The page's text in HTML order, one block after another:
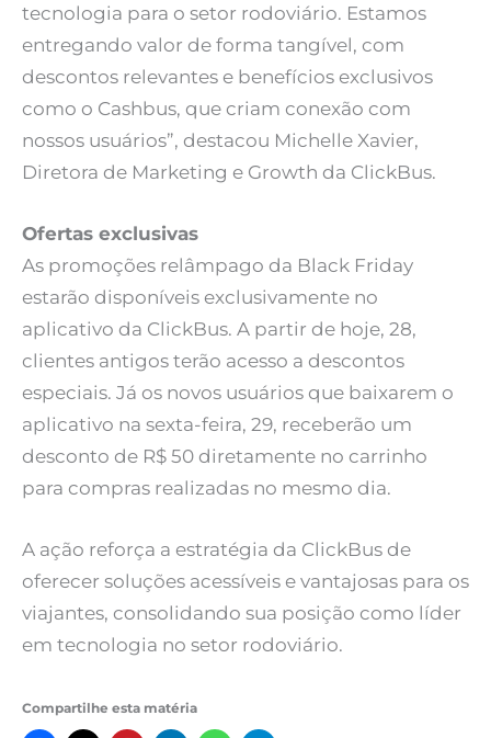
tecnologia para o setor rodoviário. Estamos
entregando valor de forma tangível, com
descontos relevantes e benefícios exclusivos
como o Cashbus, que criam conexão com
nossos usuários”, destacou Michelle Xavier,
Diretora de Marketing e Growth da ClickBus.
Ofertas exclusivas
As promoções relâmpago da Black Friday
estarão disponíveis exclusivamente no
aplicativo da ClickBus. A partir de hoje, 28,
clientes antigos terão acesso a descontos
especiais. Já os novos usuários que baixarem o
aplicativo na sexta-feira, 29, receberão um
desconto de R$ 50 diretamente no carrinho
para compras realizadas no mesmo dia.
A ação reforça a estratégia da ClickBus de
oferecer soluções acessíveis e vantajosas para os
viajantes, consolidando sua posição como líder
em tecnologia no setor rodoviário.
Compartilhe esta matéria